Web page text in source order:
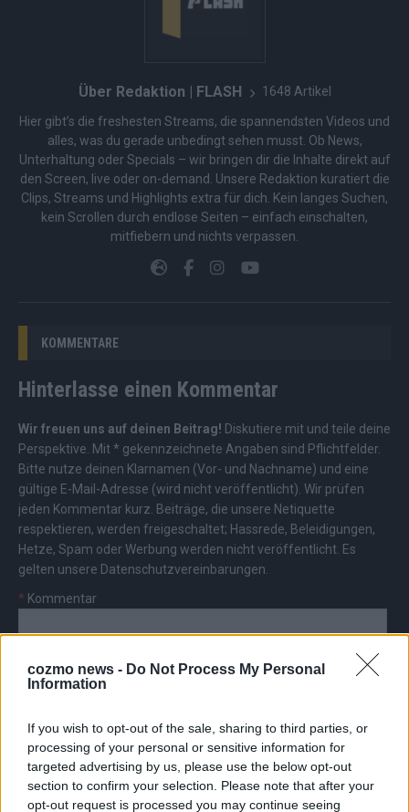
cozmo news - Do Not Process My Personal
Information
If you wish to opt-out of the sale, sharing to third parties, or
processing of your personal or sensitive information for
targeted advertising by us, please use the below opt-out
section to confirm your selection. Please note that after your
opt-out request is processed you may continue seeing
Über Redaktion | FLASH 1648 Artikel
Hier gibt’s die freshesten Streams, die spannendsten Videos und
alles, was du gerade unbedingt sehen musst. Ob News,
Unterhaltung oder Specials – wir bringen dir die Inhalte direkt auf
den Screen, live oder on-demand. Unsere Redaktion kuratiert die
Clips, Streams und Highlights extra für dich. Kein langes Suchen,
kein Scrollen durch endlose Seiten – einfach einschalten,
mitfiebern und nichts verpassen.
KOMMENTARE
Hinterlasse einen Kommentar
Wir freuen uns auf deinen Beitrag! Diskutiere mit und teile deine
Perspektive. Mit * gekennzeichnete Angaben sind Pflichtfelder.
Bitte nutze deinen Klarnamen (Vor- und Nachname) und eine
gültige E-Mail-Adresse (wird nicht veröffentlicht). Wir prüfen
jeden Kommentar kurz. Beiträge, die unsere Netiquette
respektieren, werden freigeschaltet; Hassrede, Beleidigungen,
Hetze, Spam oder Werbung werden nicht veröffentlicht. Es
gelten unsere Datenschutzvereinbarungen
* Kommentar
Vor- und Nachname
E-Mail